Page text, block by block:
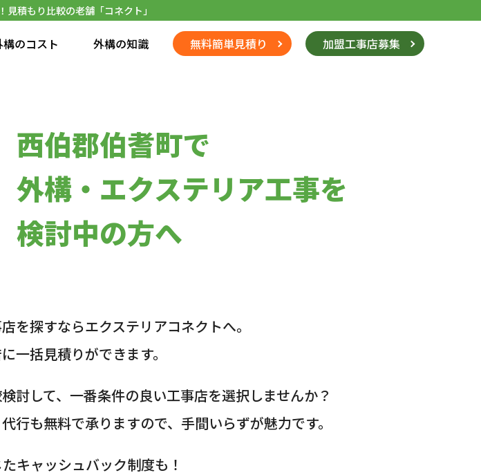
積もり比較の老舗「コネクト」
構のコスト 外構の知識 無料簡単見積り 加盟工事店募集
西伯郡伯耆町で
外構・エクステリア工事を
検討中の方へ
を探すならエクステリアコネクトへ。
一括見積りができます。
討して、一番条件の良い工事店を選択しませんか？
も無料で承りますので、手間いらずが魅力です。
キャッシュバック制度も！